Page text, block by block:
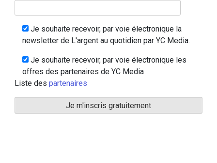
Je souhaite recevoir, par voie électronique la
newsletter de L'argent au quotidien par YC Media.
Je souhaite recevoir, par voie électronique les
offres des partenaires de YC Media
Liste des partenaires